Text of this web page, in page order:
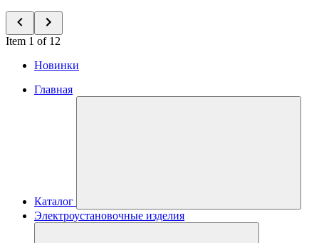
Item 1 of 12
Новинки
Главная
Каталог
Электроустановочные изделия